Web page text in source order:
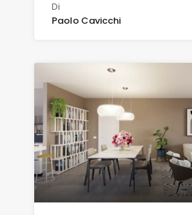
Di
Paolo Cavicchi